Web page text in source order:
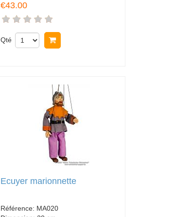
€43.00
Qté
Ecuyer marionnette
Référence: MA020